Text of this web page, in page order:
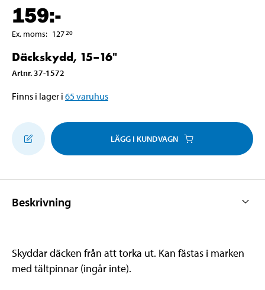
159:-
Ex. moms: 12720
Däckskydd, 15–16"
Artnr. 37-1572
Finns i lager i 65varuhus
LÄGG I KUNDVAGN
Beskrivning
Skyddar däcken från att torka ut. Kan fästas i marken
med tältpinnar (ingår inte).